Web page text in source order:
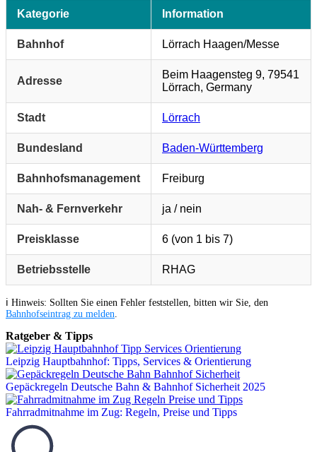
Kategorie Information
Bahnhof Lörrach Haagen/Messe
Adresse
Beim Haagensteg 9, 79541
Lörrach, Germany
Stadt Lörrach
Bundesland Baden-Württemberg
Bahnhofsmanagement Freiburg
Nah- & Fernverkehr ja / nein
Preisklasse 6 (von 1 bis 7)
Betriebsstelle RHAG
ℹ️ Hinweis: Sollten Sie einen Fehler feststellen, bitten wir Sie, den
Bahnhofseintrag zu melden
Ratgeber & Tipps
Leipzig Hauptbahnhof: Tipps, Services & Orientierung
Gepäckregeln Deutsche Bahn & Bahnhof Sicherheit 2025
Fahrradmitnahme im Zug: Regeln, Preise und Tipps